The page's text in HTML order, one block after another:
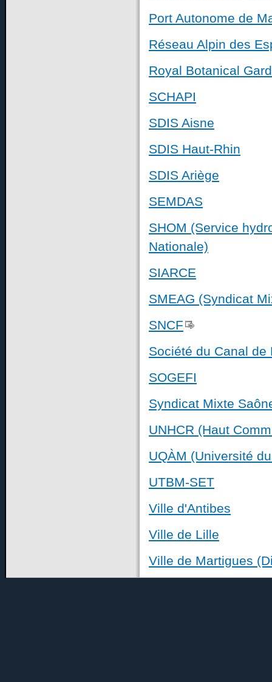
Port Autonome de
Réseau Alpin des
Royal Botanical
SCHAPI
SDIS Aisne
SDIS Haut-Rhin
SDIS Ariège
SEMDAS
SHOM (Service
Nationale)
SIARCE
SMEAG (Syndicat
SNCF
Société du Canal de
SOGEFI
Syndicat Mixte
UNHCR (Haut
UQÀM (Université
UTBM-SET
Ville d'Antibes
Ville de Lille
Ville de Martigues